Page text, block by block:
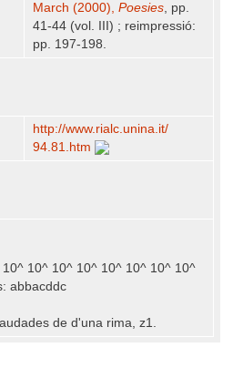
March (2000), Poesies, pp.
41-44 (vol. III) ; reimpressió:
pp. 197-198.
http:/​/​www.rialc.unina.it/​
94.81.htm
10^ 10^ 10^ 10^ 10^ 10^ 10^ 10^
abbacddc
de d'una rima, z1.